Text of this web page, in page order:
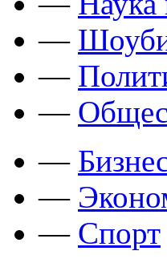
—
—
—
—
—
— Спорт